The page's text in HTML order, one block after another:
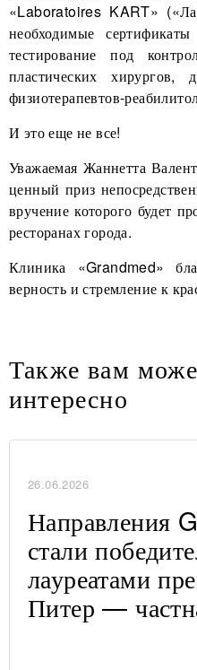
«Laboratoires KART»
необходимые
тестирование под
пластических хирургов,
физиотерапевтов-
И это еще не все!
Уважаемая Жаннетта
ценный приз
вручение которого будет
ресторанах города.
Клиника «Grandmed»
верность и стремление к
Также вам
интересно
26.06.2026
Направления
стали
лауреатами
Питер —